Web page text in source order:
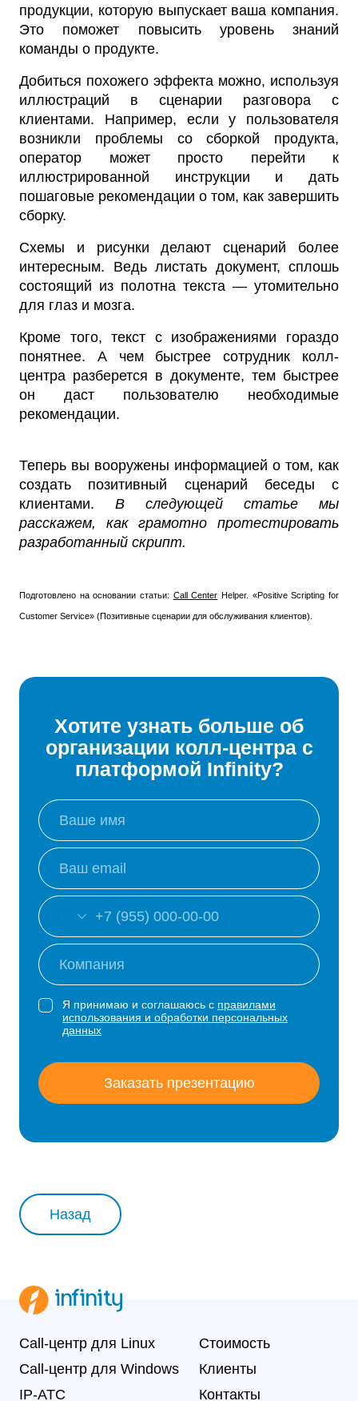
продукции, которую выпускает ваша компания.
Это поможет повысить уровень знаний
команды о продукте.
Добиться похожего эффекта можно, используя
иллюстраций в сценарии разговора с
клиентами. Например, если у пользователя
возникли проблемы со сборкой продукта,
оператор может просто перейти к
иллюстрированной инструкции и дать
пошаговые рекомендации о том, как завершить
сборку.
Схемы и рисунки делают сценарий более
интересным. Ведь листать документ, сплошь
состоящий из полотна текста — утомительно
для глаз и мозга.
Кроме того, текст с изображениями гораздо
понятнее. А чем быстрее сотрудник колл-
центра разберется в документе, тем быстрее
он даст пользователю необходимые
рекомендации.
Теперь вы вооружены информацией о том, как
создать позитивный сценарий беседы с
клиентами. В следующей статье мы
расскажем, как грамотно протестировать
разработанный скрипт.
Подготовлено на основании статьи: Call Center Helper. «Positive Scripting for
Customer Service» (Позитивные сценарии для обслуживания клиентов).
Хотите узнать больше об
организации колл-центра с
платформой Infinity?
Я принимаю и соглашаюсь с правилами
использования и обработки персональных
данных
Заказать презентацию
Назад
Call-центр для Linux
Call-центр для Windows
IP-АТС
Стоимость
Клиенты
Контакты